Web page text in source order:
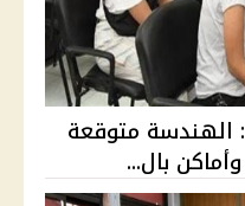
تنسيق علمي رياضة 2026: الهندسة متوقعة